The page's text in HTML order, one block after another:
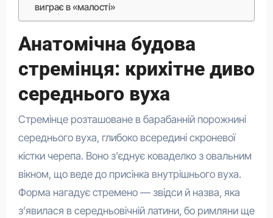
виграє в «малості»
Анатомічна будова
стремінця: крихітне диво
середнього вуха
Стремінце розташоване в барабанній порожнині
середнього вуха, глибоко всередині скроневої
кістки черепа. Воно з’єднує коваделко з овальним
вікном, що веде до присінка внутрішнього вуха.
Форма нагадує стремено — звідси й назва, яка
з’явилася в середньовічній латини, бо римляни ще